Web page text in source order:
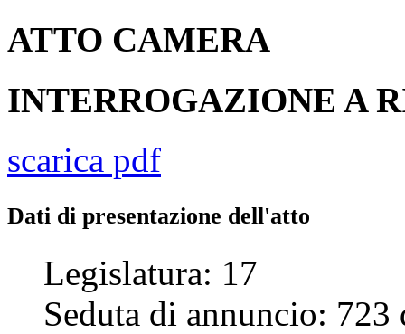
ATTO CAMERA
INTERROGAZIONE A
scarica pdf
Dati di presentazione dell'atto
Legislatura: 17
Seduta di annuncio: 723